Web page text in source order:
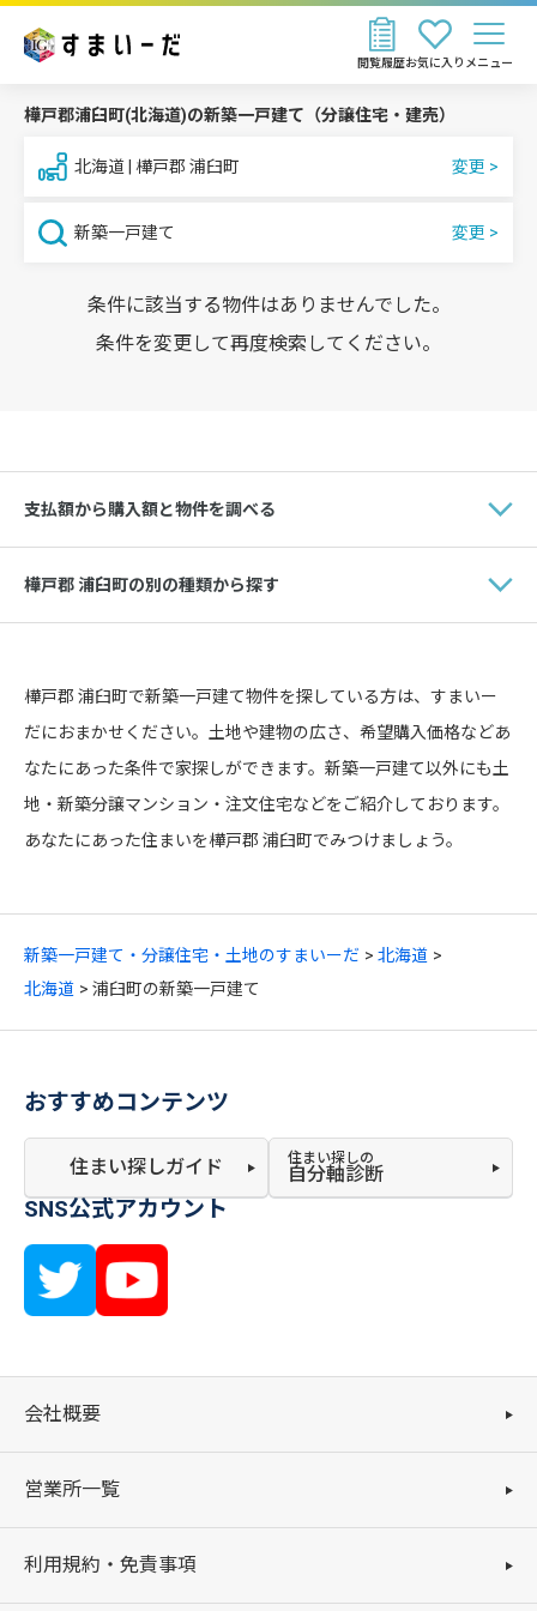
お気に入り
閲覧履歴 メニュー
新築一戸建て・分譲住宅・土地のすまいーだ
北海道
北海道
浦臼町の新築一戸建て
樺戸郡浦臼町(北海道)の新築一戸建て（分譲住宅・建売）
北海道 | 樺戸郡 浦臼町
新築一戸建て
条件に該当する物件はありませんでした。
条件を変更して再度検索してください。
支払額から購入額と物件を調べる
樺戸郡 浦臼町の別の種類から探す
樺戸郡 浦臼町で新築一戸建て物件を探している方は、すまいー
だにおまかせください。土地や建物の広さ、希望購入価格などあ
なたにあった条件で家探しができます。新築一戸建て以外にも土
地・新築分譲マンション・注文住宅などをご紹介しております。
あなたにあった住まいを樺戸郡 浦臼町でみつけましょう。
おすすめコンテンツ
住まい探しガイド 住まい探しの
自分軸診断
SNS公式アカウント
会社概要
営業所一覧
利用規約・免責事項